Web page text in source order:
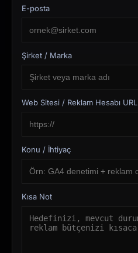
E-posta
Şirket / Marka
Web Sitesi / Reklam Hesabı URL
Konu / İhtiyaç
Kısa Not